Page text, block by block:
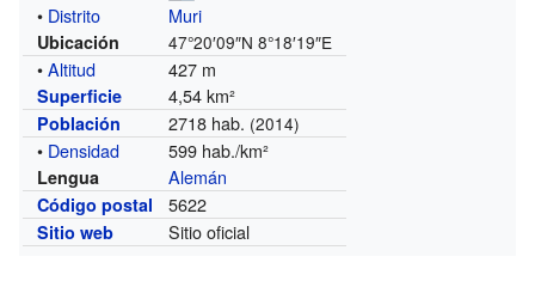
• Distrito Muri
Ubicación 47°20′09″N 8°18′19″E
•Altitud 427 m
Superficie 4,54 km²
Población 2718 hab. (2014)
• Densidad 599 hab./km²
Lengua Alemán
Código postal 5622
Sitio web Sitio oficial